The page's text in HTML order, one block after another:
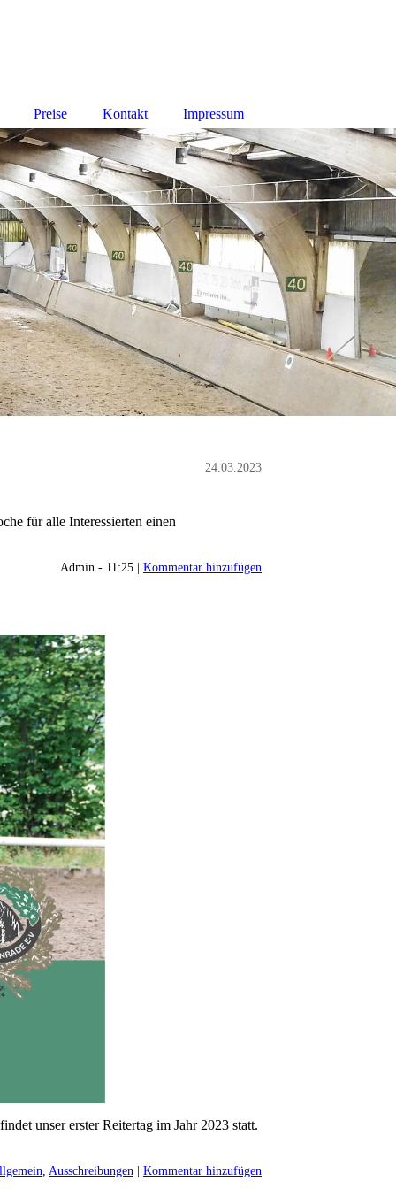
24.03.2023
für alle Interessierten einen
Admin - 11:25 | Kommentar hinzufügen
unser erster Reitertag im Jahr 2023 statt.
Ausschreibungen | Kommentar hinzufügen
Preise Kontakt Impressum